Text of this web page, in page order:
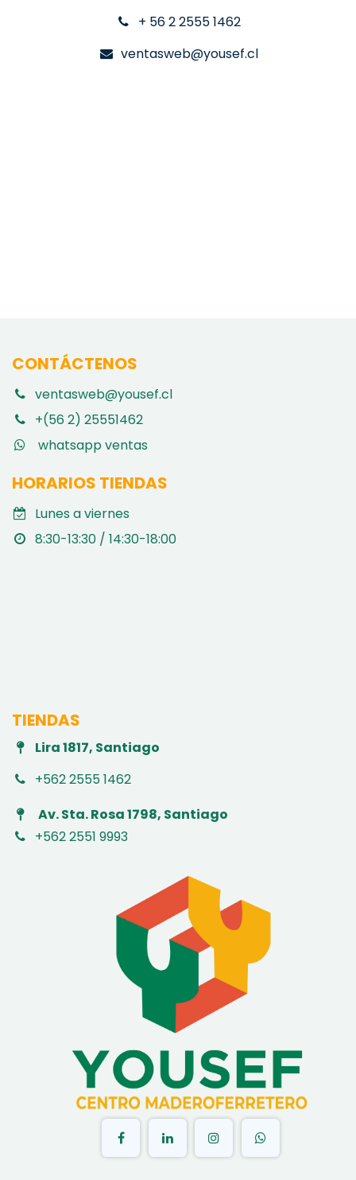
+ 56 2 2555 1462
ventasweb@yousef.cl
CONTÁCTENOS
ventasweb@yousef.cl
+(56 2) 25551462
whatsapp ventas
HORARIOS TIENDAS
Lunes a viernes
8:30-13:30 / 14:30-18:00
TIENDAS
Lira 1817, Santiago
+562 2555 1462
Av. Sta. Rosa 1798, Santiago
+562 2551 9993